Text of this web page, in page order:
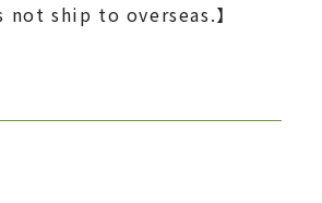
not ship to overseas.】